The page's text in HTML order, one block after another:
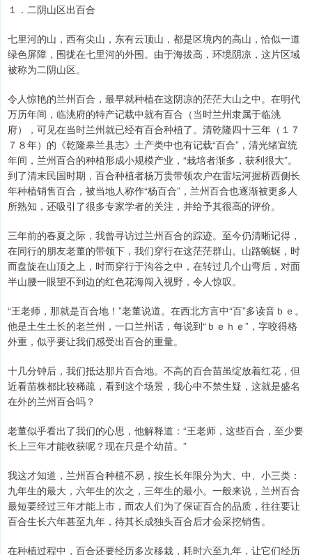
１．二阴山区出百合
七里河的山，西有尖山，东有云顶山，都是区境内的高山，恰似一道
绿色屏障，围拢在七里河的外围。由于海拔高，环境阴凉，这片区域
被称为二阴山区。
令人惊艳的兰州百合，最早就种植在这阴凉的茫茫大山之中。在明代
万历年间，临洮府的特产记载中就有百合（当时兰州隶属于临洮
府），可见在当时兰州就已经有百合种植了。清乾隆四十三年（１７
７８年）的《乾隆皋兰县志》土产类中也有记载“百合”，清光绪宣统
年间，兰州百合的种植形成小规模产业，“栽培者渐多，获利很大”。
到了清末民国时期，百合种植者杨万贵带领农户在雷坛河握桥西侧长
年种植销售百合，被当地人称作“杨百合”，兰州百合也逐渐被更多人
所熟知，还吸引了很多专家学者的关注，并给予其很高的评价。
三年前的春夏之际，我曾寻访过兰州百合的踪迹。至今仍清晰记得，
在同行的朋友老董的带领下，我们穿行在这茫茫群山。山路蜿蜒，时
而盘旋在山顶之上，时而穿行于沟谷之中，在转过几个山弯后，对面
半山腰一眼望不到边的红色花海闯入视野，令人惊叹。
“王老师，那就是百合地！”老董说道。在西北方言中“百”多读音ｂｅ。
他是土生土长的老兰州，一口兰州话，每说到“ｂｅｈｅ”，字咬得格
外重，似乎要让我们感受出百合的重量。
十几分钟后，我们抵达那片百合地。不高的百合苗虽绽放着红花，但
近看苗株都比较稀疏，看到这个场景，我心中不禁生疑，这就是盛名
在外的兰州百合吗？
老董似乎看出了我们的心思，他解释道：“王老师，这些百合，至少要
长上三年才能收获呢？现在只是个幼苗。”
我这才知道，兰州百合种植不易，按生长年限分为大、中、小三类：
九年生的最大，六年生的次之，三年生的最小。一般来说，兰州百合
最短要经过三年才能上市，而农人们为了保证百合的品质，往往要让
百合生长六年甚至九年，待其长成独头百合后才会采挖销售。
在种植过程中，百合还要经历多次移栽，耗时六至九年，让它们经历